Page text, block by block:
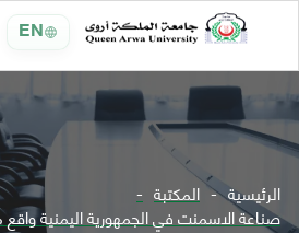
EN
الرئيسية المكتبة
صناعة الاسمنت في الجمهورية اليمنية